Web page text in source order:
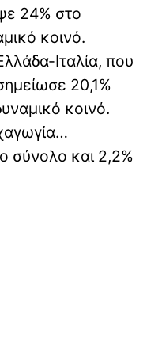
24% στο
κοινό.
Ιταλία, που
20,1%
κοινό.
σύνολο και 2,2%